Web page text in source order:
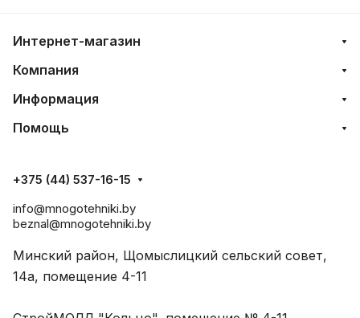
Интернет-магазин
Компания
Информация
Помощь
+375 (44) 537-16-15
info@mnogotehniki.by
beznal@mnogotehniki.by
Минский район, Щомыслицкий сельский совет,
14а, помещение 4-11